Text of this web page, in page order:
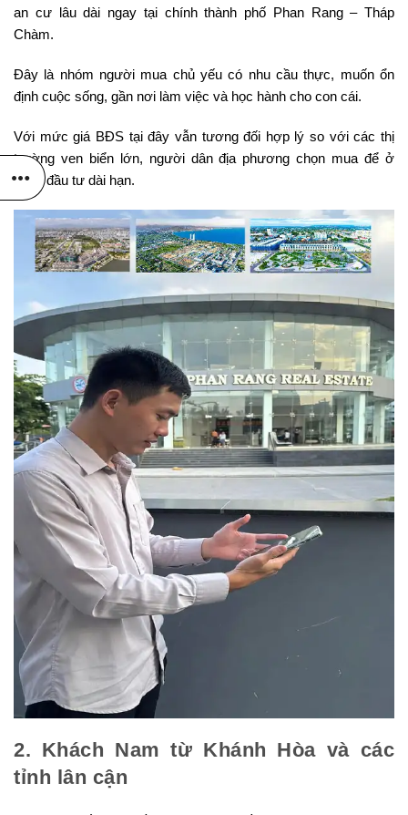
an cư lâu dài ngay tại chính thành phố Phan Rang – Tháp
Chàm.
Đây là nhóm người mua chủ yếu có nhu cầu thực, muốn ổn
định cuộc sống, gần nơi làm việc và học hành cho con cái.
Với mức giá BĐS tại đây vẫn tương đối hợp lý so với các thị
trường ven biển lớn, người dân địa phương chọn mua để ở
hoặc đầu tư dài hạn.
2. Khách Nam từ Khánh Hòa và các
tỉnh lân cận